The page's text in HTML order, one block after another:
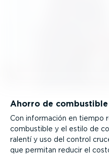
Ahorro de
Con información en tiempo
combustible y el estilo de
ralentí y uso del control
que permitan reducir el